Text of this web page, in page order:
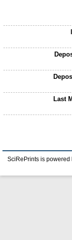
Last
SciRePrints is powered